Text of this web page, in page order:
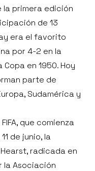
la primera edición
de 13
era el favorito
por 4-2 en la
en 1950. Hoy
parte de
Sudamérica y
que comienza
de junio, la
radicada en
la Asociación